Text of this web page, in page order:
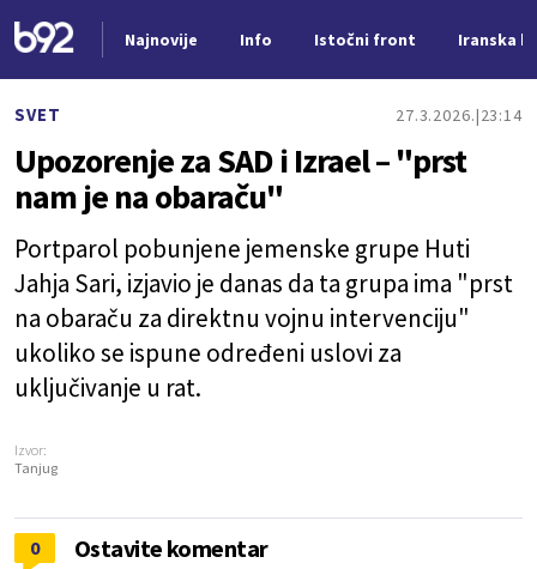
Najnovije Info Istočni front Iranska
SVET 27.3.2026. 23:14
Upozorenje za SAD i Izrael – "prst
nam je na obaraču"
Portparol pobunjene jemenske grupe Huti
Jahja Sari, izjavio je danas da ta grupa ima "prst
na obaraču za direktnu vojnu intervenciju"
ukoliko se ispune određeni uslovi za
uključivanje u rat.
Izvor:
Tanjug
0 Ostavite komentar